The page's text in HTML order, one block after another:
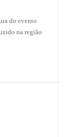
do evento
na região